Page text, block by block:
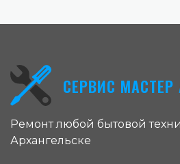
СЕРВИС МАСТЕР
Ремонт любой бытовой
Архангельске